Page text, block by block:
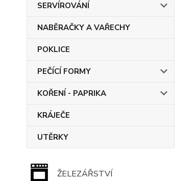
SERVÍROVÁNÍ
NABĚRAČKY A VAŘECHY
POKLICE
PEČÍCÍ FORMY
KOŘENÍ - PAPRIKA
KRÁJEČE
UTĚRKY
ŽELEZÁŘSTVÍ